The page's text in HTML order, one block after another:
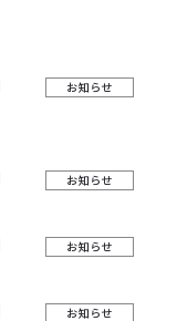
お知らせ
お知らせ
お知らせ
お知らせ